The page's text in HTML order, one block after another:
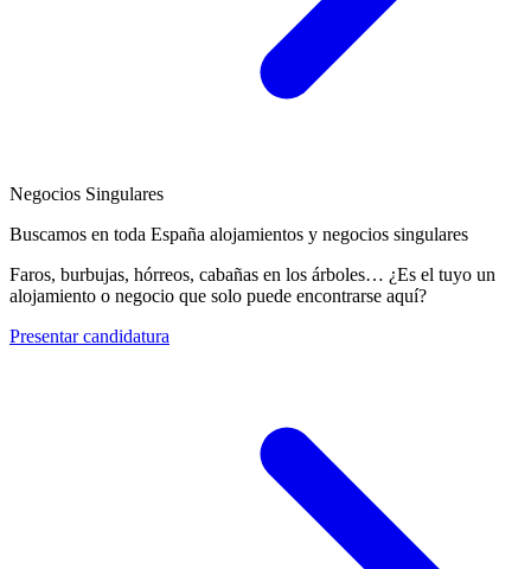
Negocios Singulares
Buscamos en toda España alojamientos y negocios singulares
Faros, burbujas, hórreos, cabañas en los árboles… ¿Es el tuyo un
alojamiento o negocio que solo puede encontrarse aquí?
Presentar candidatura